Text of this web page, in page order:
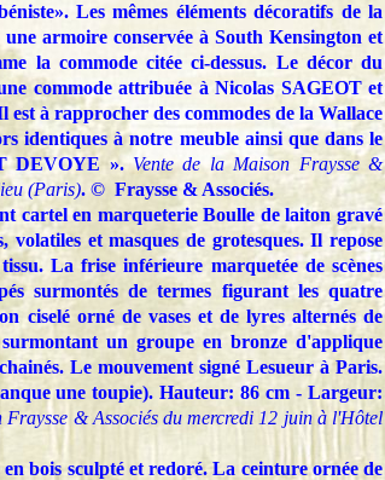
Les mêmes éléments décoratifs de la
armoire conservée à South Kensington et
la commode citée ci-dessus. Le décor du
commode attribuée à Nicolas SAGEOT et
à rapprocher des commodes de la Wallace
identiques à notre meuble ainsi que dans le
DEVOYE ». Vente de la Maison Fraysse &
(Paris). © Fraysse & Associés.
cartel en marqueterie Boulle de laiton gravé
et masques de grotesques. Il repose
La frise inférieure marquetée de scènes
surmontés de termes figurant les quatre
ciselé orné de vases et de lyres alternés de
un groupe en bronze d'applique
Le mouvement signé Lesueur à Paris.
une toupie). Hauteur: 86 cm - Largeur:
Fraysse & Associés du mercredi 12 juin à l'Hôtel
bois sculpté et redoré. La ceinture ornée de